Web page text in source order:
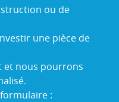
ou de
une pièce de
et nous pourrons
: